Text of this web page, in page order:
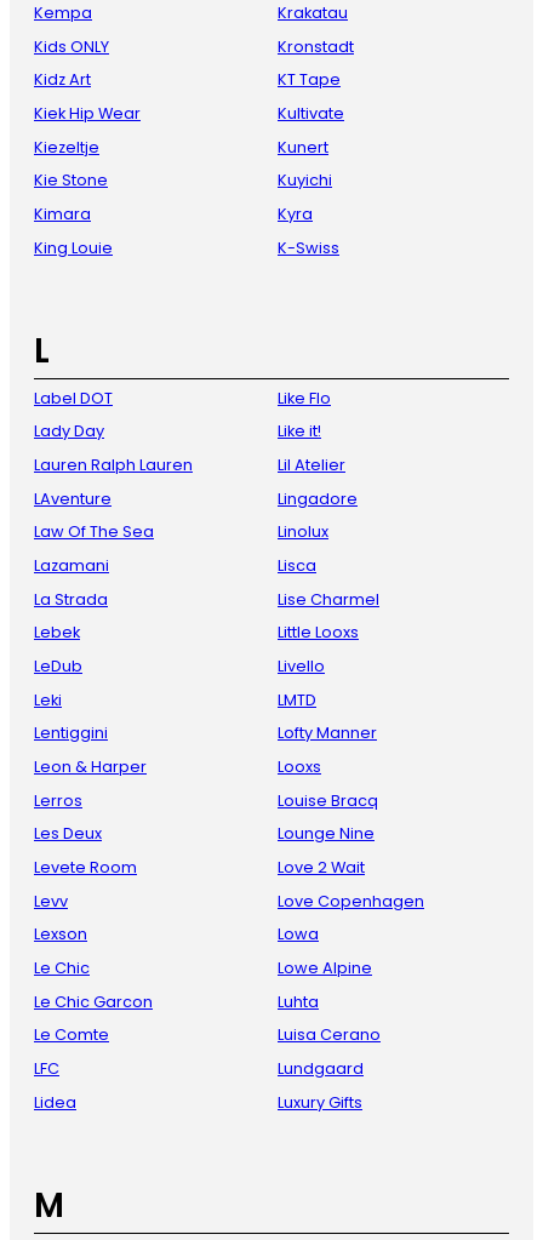
Kempa
Kids ONLY
Kidz Art
Kiek Hip Wear
Kiezeltje
Kie Stone
Kimara
King Louie
Krakatau
Kronstadt
KT Tape
Kultivate
Kunert
Kuyichi
Kyra
K-Swiss
L
Label DOT
Lady Day
Lauren Ralph Lauren
LAventure
Law Of The Sea
Lazamani
La Strada
Lebek
LeDub
Leki
Lentiggini
Leon & Harper
Lerros
Les Deux
Levete Room
Levv
Lexson
Le Chic
Le Chic Garcon
Le Comte
LFC
Lidea
Like Flo
Like it!
Lil Atelier
Lingadore
Linolux
Lisca
Lise Charmel
Little Looxs
Livello
LMTD
Lofty Manner
Looxs
Louise Bracq
Lounge Nine
Love 2 Wait
Love Copenhagen
Lowa
Lowe Alpine
Luhta
Luisa Cerano
Lundgaard
Luxury Gifts
M